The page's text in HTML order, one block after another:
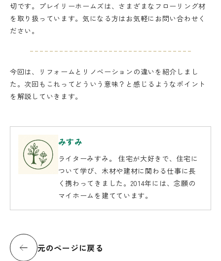
切です。プレイリーホームズは、さまざまなフローリング材
を取り扱っています。気になる方はお気軽にお問い合わせく
ださい。
今回は、リフォームとリノベーションの違いを紹介しまし
た。次回もこれってどういう意味？と感じるようなポイント
を解説していきます。
みすみ
ライターみすみ。 住宅が大好きで、住宅に
ついて学び、木材や建材に関わる仕事に長
く携わってきました。2014年には、念願の
マイホームを建てています。
元のページに戻る